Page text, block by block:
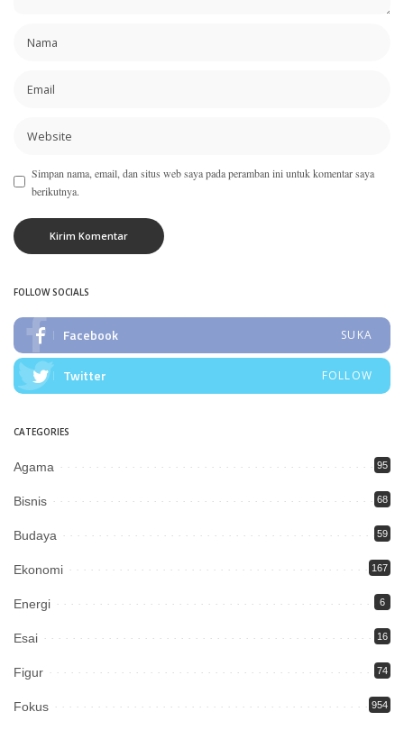
Simpan nama, email, dan situs web saya pada peramban ini untuk komentar saya
berikutnya.
FOLLOW SOCIALS
Facebook SUKA
Twitter FOLLOW
CATEGORIES
Agama 95
Bisnis 68
Budaya 59
Ekonomi 167
Energi 6
Esai 16
Figur 74
Fokus 954